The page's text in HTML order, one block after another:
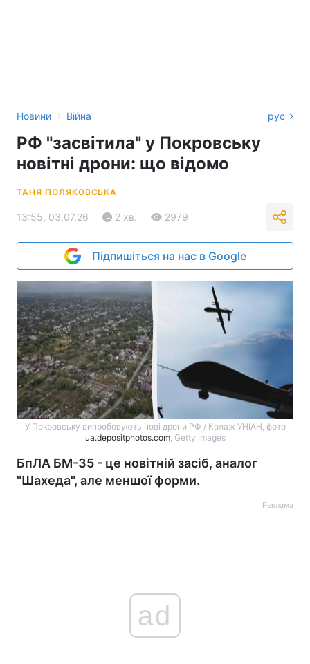
Новини › Війна рус
РФ "засвітила" у Покровську
новітні дрони: що відомо
ТАНЯ ПОЛЯКОВСЬКА
13:55, 03.07.26 2 хв. 2979
Підпишіться на нас в Google
У Покровську випробовують нові дрони РФ / Колаж УНІАН, фото
ua.depositphotos.com, Getty Images
БпЛА БМ-35 - це новітній засіб, аналог
"Шахеда", але меншої форми.
Реклама
ad